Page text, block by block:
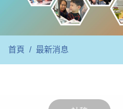
首頁 / 最新消息